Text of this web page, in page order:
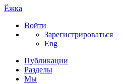
Ёжка
Войти
Зарегистрироваться
Eng
Публикации
Разделы
Мы